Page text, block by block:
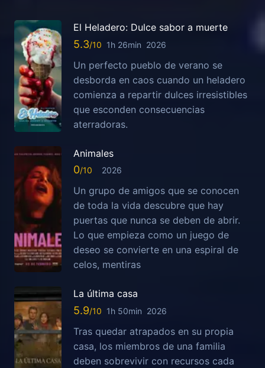
El Heladero: Dulce sabor a muerte
5.3 1h 26min 2026
Un perfecto pueblo de verano se
desborda en caos cuando un heladero
comienza a repartir dulces irresistibles
que esconden consecuencias
aterradoras.
Animales
0 2026
Un grupo de amigos que se conocen
de toda la vida descubre que hay
puertas que nunca se deben de abrir.
Lo que empieza como un juego de
deseo se convierte en una espiral de
celos, mentiras
La última casa
5.9 1h 50min 2026
Tras quedar atrapados en su propia
casa, los miembros de una familia
deben sobrevivir con recursos cada